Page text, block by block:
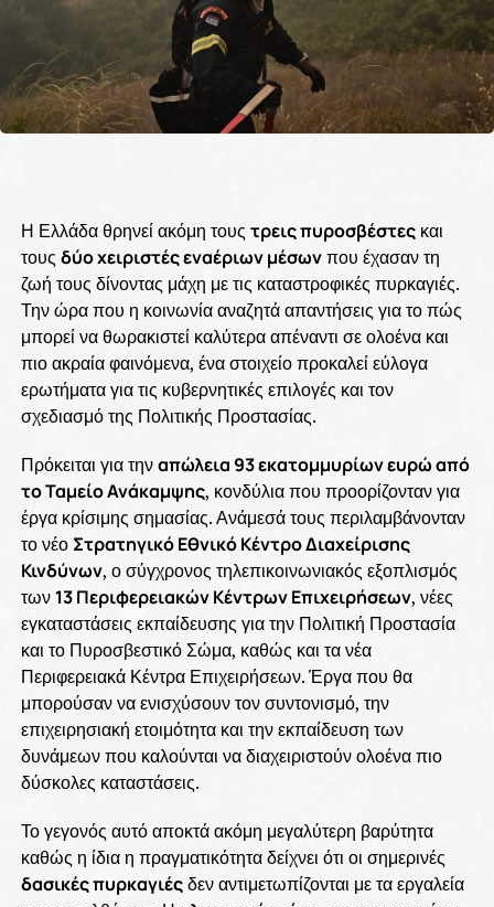
Η Ελλάδα θρηνεί ακόμη τους τρεις πυροσβέστεςκαι
τους δύο χειριστές εναέριων μέσωνπου έχασαν τη
ζωή τους δίνοντας μάχη με τις καταστροφικές πυρκαγιές.
Την ώρα που η κοινωνία αναζητά απαντήσεις για το πώς
μπορεί να θωρακιστεί καλύτερα απέναντι σε ολοένα και
πιο ακραία φαινόμενα, ένα στοιχείο προκαλεί εύλογα
ερωτήματα για τις κυβερνητικές επιλογές και τον
σχεδιασμό της Πολιτικής Προστασίας.
Πρόκειται για τηναπώλεια 93 εκατομμυρίων ευρώ από
το Ταμείο Ανάκαμψης, κονδύλια που προορίζονταν για
έργα κρίσιμης σημασίας. Ανάμεσά τους περιλαμβάνονταν
το νέο Στρατηγικό Εθνικό Κέντρο Διαχείρισης
Κινδύνων, ο σύγχρονος τηλεπικοινωνιακός εξοπλισμός
των 13 Περιφερειακών Κέντρων Επιχειρήσεων, νέες
εγκαταστάσεις εκπαίδευσης για την Πολιτική Προστασία
και το Πυροσβεστικό Σώμα, καθώς και τα νέα
Περιφερειακά Κέντρα Επιχειρήσεων. Έργα που θα
μπορούσαν να ενισχύσουν τον συντονισμό, την
επιχειρησιακή ετοιμότητα και την εκπαίδευση των
δυνάμεων που καλούνται να διαχειριστούν ολοένα πιο
δύσκολες καταστάσεις.
Το γεγονός αυτό αποκτά ακόμη μεγαλύτερη βαρύτητα
καθώς η ίδια η πραγματικότητα δείχνει ότι οι σημερινές
δασικές πυρκαγιέςδεν αντιμετωπίζονται με τα εργαλεία